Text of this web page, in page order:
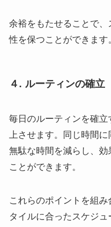
余裕をもたせることで
性を保つことができます
４. ルーティンの確立
毎日のルーティンを確
上させます。同じ時間
無駄な時間を減らし、
ことができます。
これらのポイントを組
タイルに合ったスケジュ